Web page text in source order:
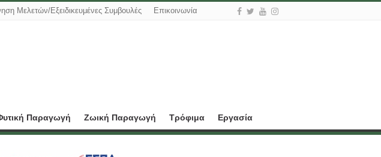
Μελετών/Εξειδικευμένες Συμβουλές Επικοινωνία
Παραγωγή Ζωική Παραγωγή Τρόφιμα Εργασία